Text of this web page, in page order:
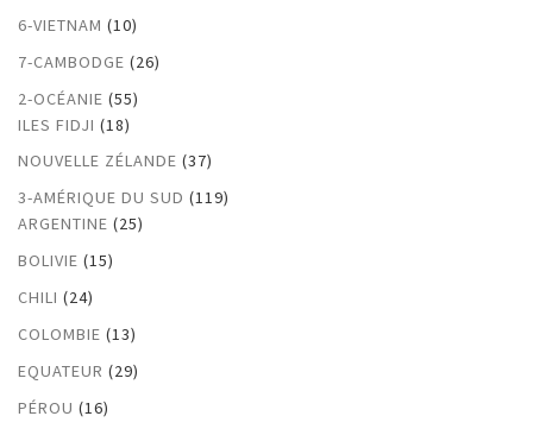
6-VIETNAM (10)
7-CAMBODGE (26)
2-OCÉANIE (55)
ILES FIDJI (18)
NOUVELLE ZÉLANDE (37)
3-AMÉRIQUE DU SUD (119)
ARGENTINE (25)
BOLIVIE (15)
CHILI (24)
COLOMBIE (13)
EQUATEUR (29)
PÉROU (16)